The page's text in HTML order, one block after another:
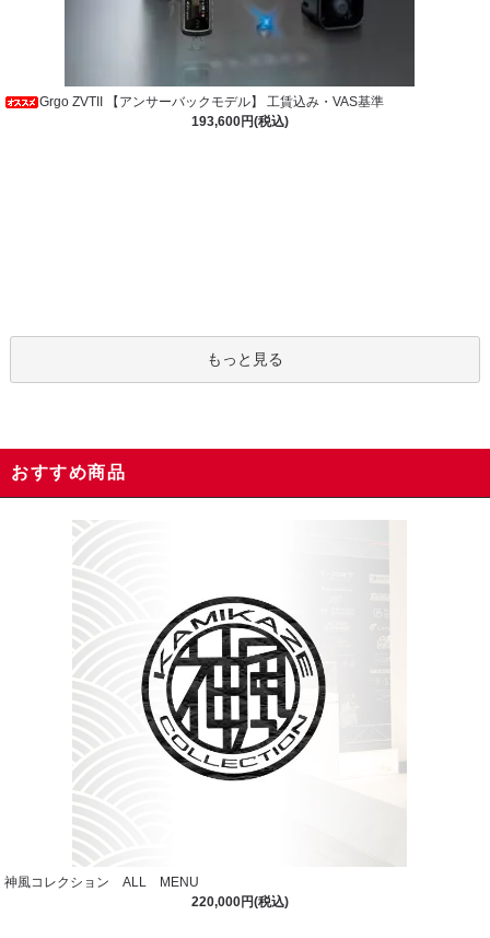
Grgo ZVTII 【アンサーバックモデル】 工賃込み・VAS基準
193,600円(税込)
もっと見る
おすすめ商品
神風コレクション ALL MENU
220,000円(税込)